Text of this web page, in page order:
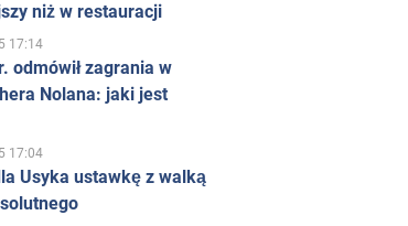
niż w restauracji
17:14
odmówił zagrania w
Nolana: jaki jest
17:04
Usyka ustawkę z walką